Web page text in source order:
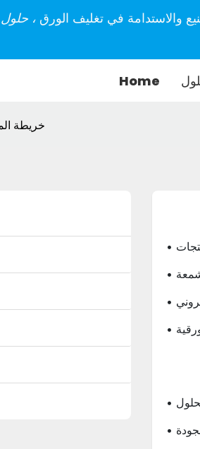
والاستدامة في تغليف الورق ، حلول
Home
خريطة